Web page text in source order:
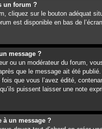
un forum ?
cliquez sur le bouton adéquat
est disponible en bas de
message ?
ou un modérateur du forum,
que le message ait été
que vous l’avez édité,
puissent laisser une note
à un message ?